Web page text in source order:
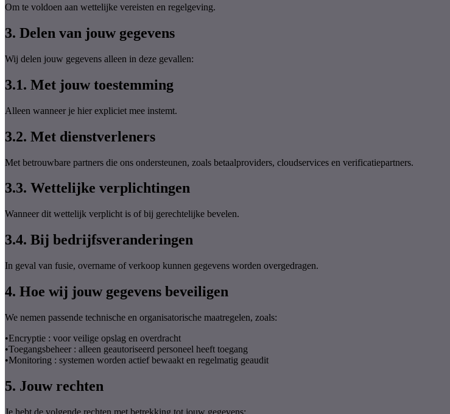
Om te voldoen aan wettelijke vereisten en regelgeving.
3. Delen van jouw gegevens
Wij delen jouw gegevens alleen in deze gevallen:
3.1. Met jouw toestemming
Alleen wanneer je hier expliciet mee instemt.
3.2. Met dienstverleners
Met betrouwbare partners die ons ondersteunen, zoals betaalproviders, cloudservices en verificatiepartners.
3.3. Wettelijke verplichtingen
Wanneer dit wettelijk verplicht is of bij gerechtelijke bevelen.
3.4. Bij bedrijfsveranderingen
In geval van fusie, overname of verkoop kunnen gegevens worden overgedragen.
4. Hoe wij jouw gegevens beveiligen
We nemen passende technische en organisatorische maatregelen, zoals:
•Encryptie : voor veilige opslag en overdracht
•Toegangsbeheer : alleen geautoriseerd personeel heeft toegang
•Monitoring : systemen worden actief bewaakt en regelmatig geaudit
5. Jouw rechten
Je hebt de volgende rechten met betrekking tot jouw gegevens: